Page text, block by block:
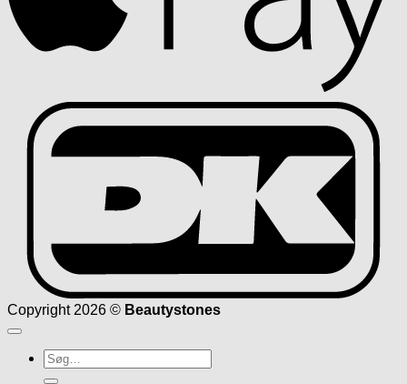
Copyright 2026 © Beautystones
Søg
efter: